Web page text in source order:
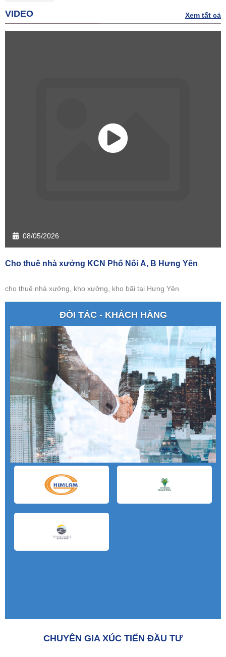
VIDEO Xem tất cả
08/05/2026
Cho thuê nhà xưởng KCN Phố Nối A, B Hưng Yên
cho thuê nhà xưởng, kho xưởng, kho bãi tại Hưng Yên
ĐỐI TÁC - KHÁCH HÀNG
CHUYÊN GIA XÚC TIẾN ĐẦU TƯ